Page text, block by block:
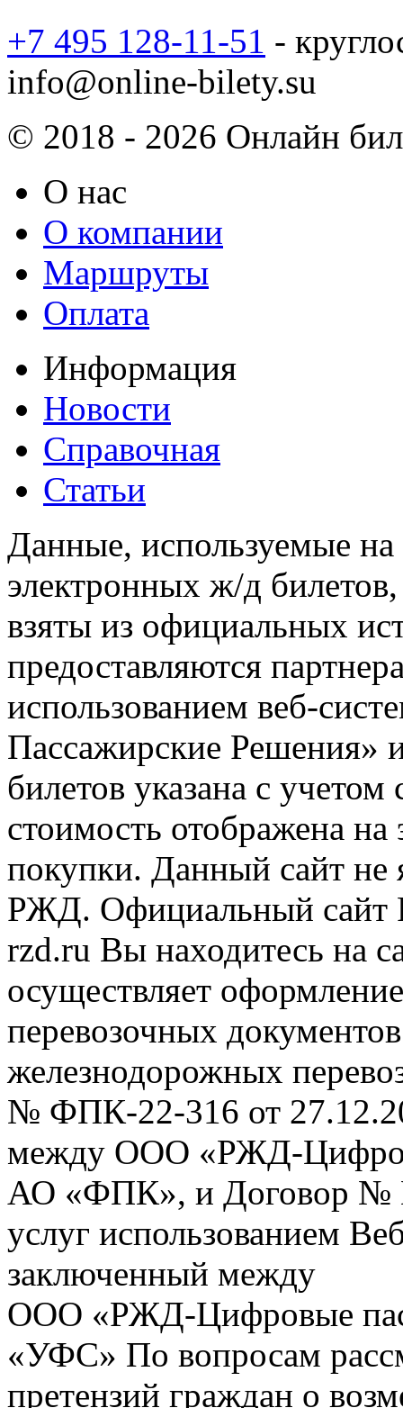
+7 495 128-11-51 -
info@online-bilety.su
© 2018 - 2026 Онлайн
О нас
О компании
Маршруты
Оплата
Информация
Новости
Справочная
Статьи
Данные, используемые на
электронных ж/д
взяты из официальных
предоставляются
использованием веб-
Пассажирские
билетов указана с
стоимость отображена
покупки. Данный сайт не
РЖД. Официальный сайт
rzd.ru Вы находитесь на
осуществляет
перевозочных
железнодорожных
№ ФПК-22-316 от
между ООО «РЖД-
АО «ФПК», и Договор №
услуг использованием
заключенный между
ООО «РЖД-Цифровые
«УФС» По вопросам
претензий граждан о